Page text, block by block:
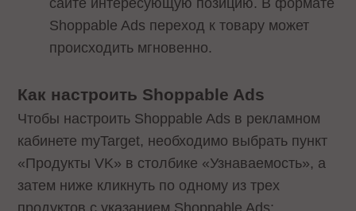
сайте интересующую позицию. В формате
Shoppable Ads переход к товару может
происходить мгновенно.
Как настроить Shoppable Ads
Чтобы настроить Shoppable Ads в рекламном
кабинете myTarget, необходимо выбрать пункт
«Продукты VK» в столбике «Узнаваемость», а
затем ниже кликнуть по одному из трех